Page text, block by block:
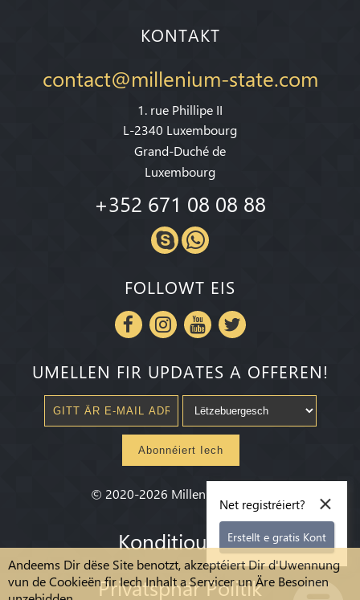
Andeems Dir dëse Site benotzt, akzeptéiert Dir d'Uwennung
vun de Cookieën fir Iech Inhalt a Servicer un Äre Besoinen
KONTAKT
contact@millenium-state.com
1. rue Phillipe II
L-2340 Luxembourg
Grand-Duché de
Luxembourg
+352 671 08 08 88
FOLLOWT EIS
UMELLEN FIR UPDATES A OFFEREN!
Abonnéiert Iech
© 2020-2026 Millenium State
Konditiounen
Privatsphär Politik
×
Net registréiert?
Erstellt e gratis Kont